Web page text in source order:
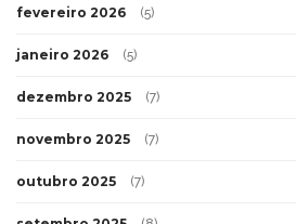
fevereiro 2026 (5)
janeiro 2026 (5)
dezembro 2025 (7)
novembro 2025 (7)
outubro 2025 (7)